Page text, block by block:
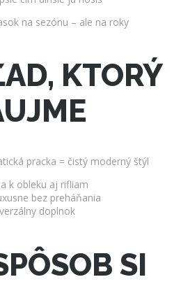
na sezónu – ale na roky
KTORÝ
pracka = čistý moderný štýl
k obleku aj rifliam
bez preháňania
doplnok
SI